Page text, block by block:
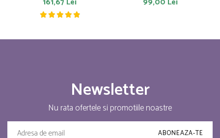
Newsletter
Nu rata ofertele si promotiile noastre